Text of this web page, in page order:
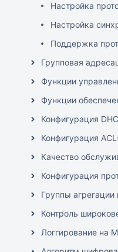
Настройка
Настройка
Поддержка
Групповая
Функции
Функции
Конфигурация
Конфигурация
Качество
Конфигурация
Группы
Контроль
Логгирование на